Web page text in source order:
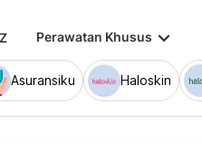
Perawatan Khusus keyboard_arrow_down
Asuransiku Haloskin